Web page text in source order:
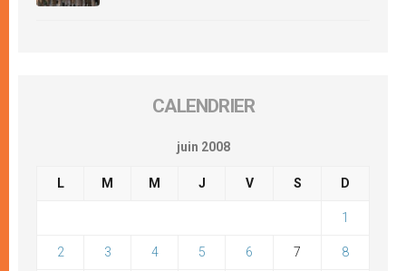
CALENDRIER
juin 2008
L M M J V S D
1
2 3 4 5 6 7 8